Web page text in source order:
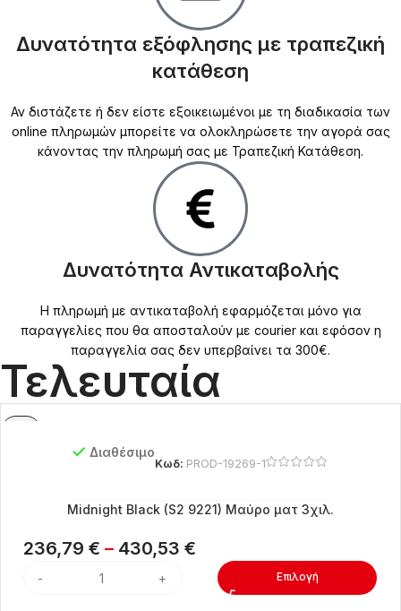
Δυνατότητα εξόφλησης με τραπεζική
κατάθεση
Αν διστάζετε ή δεν είστε εξοικειωμένοι με τη διαδικασία των
online πληρωμών μπορείτε να ολοκληρώσετε την αγορά σας
κάνοντας την πληρωμή σας με Τραπεζική Κατάθεση.
Δυνατότητα Αντικαταβολής
Η πληρωμή με αντικαταβολή εφαρμόζεται μόνο για
παραγγελίες που θα αποσταλούν με courier και εφόσον η
παραγγελία σας δεν υπερβαίνει τα 300€.
Τελευταία
Διαθέσιμο
Κωδ: PROD-19269-1
Midnight Black (S2 9221) Μαύρο ματ 3χιλ.
236,79 € – 430,53 €
Επιλογή